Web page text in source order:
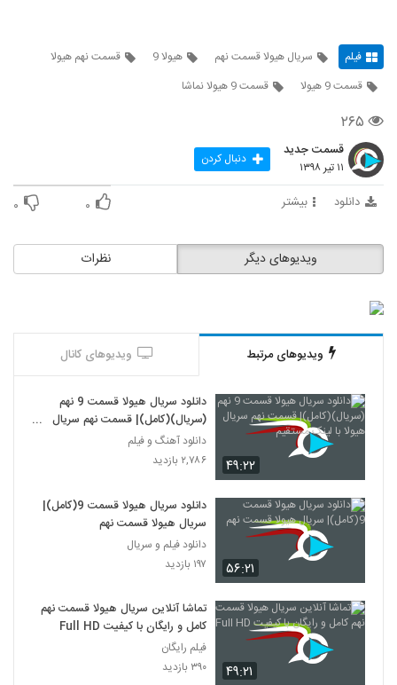
فیلم سریال هیولا قسمت نهم هیولا 9
قسمت نهم هیولا
قسمت 9 هیولا
قسمت 9 هیولا نماشا
۲۶۵
قسمت جدید
۱۱ تیر ۱۳۹۸ دنبال کردن
دانلود بیشتر ۰ ۰
نظرات ویدیوهای دیگر
ویدیوهای مرتبط ویدیوهای کانال
۴۹:۲۲
دانلود سریال هیولا قسمت 9 نهم
(سریال)(کامل)| قسمت نهم سریال
هیولا با لینک مستقیم
دانلود آهنگ و فیلم
۲,۷۸۶ بازدید
۵۶:۲۱
دانلود سریال هیولا قسمت 9(کامل)|
سریال هیولا قسمت نهم
دانلود فیلم و سریال
۱۹۷ بازدید
۴۹:۲۱
تماشا آنلاین سریال هیولا قسمت نهم
کامل و رایگان با کیفیت Full HD
فیلم رایگان
۳۹۰ بازدید